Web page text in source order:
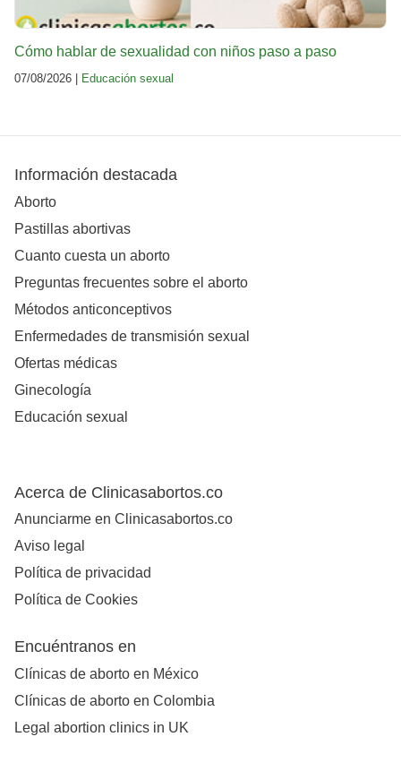
Cómo hablar de sexualidad con niños paso a paso
07/08/2026 | Educación sexual
Información destacada
Aborto
Pastillas abortivas
Cuanto cuesta un aborto
Preguntas frecuentes sobre el aborto
Métodos anticonceptivos
Enfermedades de transmisión sexual
Ofertas médicas
Ginecología
Educación sexual
Acerca de Clinicasabortos.co
Anunciarme en Clinicasabortos.co
Aviso legal
Política de privacidad
Política de Cookies
Encuéntranos en
Clínicas de aborto en México
Clínicas de aborto en Colombia
Legal abortion clinics in UK